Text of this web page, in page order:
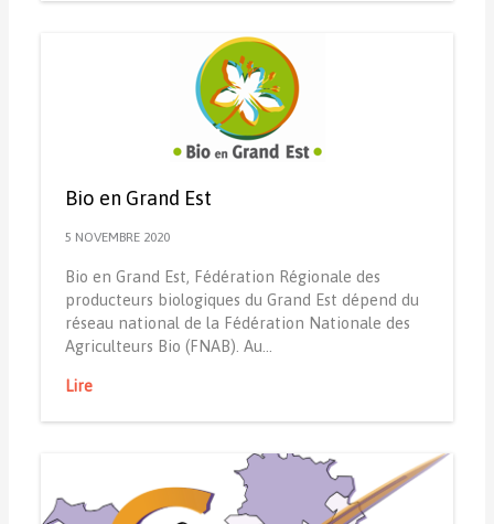
Bio en Grand Est
5 NOVEMBRE 2020
Bio en Grand Est, Fédération Régionale des
producteurs biologiques du Grand Est dépend du
réseau national de la Fédération Nationale des
Agriculteurs Bio (FNAB). Au…
Lire